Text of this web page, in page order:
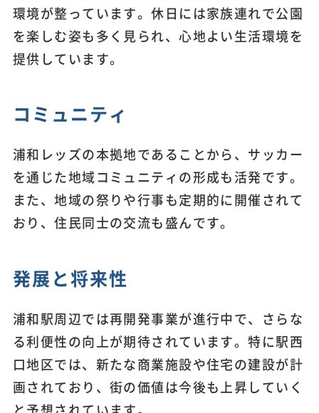
環境が整っています。休日には家族連れで公園
を楽しむ姿も多く見られ、心地よい生活環境を
提供しています。
コミュニティ
浦和レッズの本拠地であることから、サッカー
を通じた地域コミュニティの形成も活発です。
また、地域の祭りや行事も定期的に開催されて
おり、住民同士の交流も盛んです。
発展と将来性
浦和駅周辺では再開発事業が進行中で、さらな
る利便性の向上が期待されています。特に駅西
口地区では、新たな商業施設や住宅の建設が計
画されており、街の価値は今後も上昇していく